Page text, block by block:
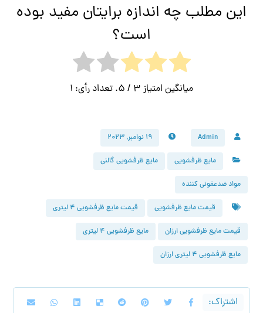
این مطلب چه اندازه برایتان مفید بوده
است؟
میانگین امتیاز 3 / 5. تعداد رأی: 1
Admin ۱۹ نوامبر, ۲۰۲۳
مایع ظرفشویی مایع ظرفشویی گالنی
مواد ضدعفونی کننده
قیمت مایع ظرفشویی قیمت مایع ظرفشویی ۴ لیتری
قیمت مایع ظرفشویی ارزان مایع ظرفشویی ۴ لیتری
مایع ظرفشویی ۴ لیتری ارزان